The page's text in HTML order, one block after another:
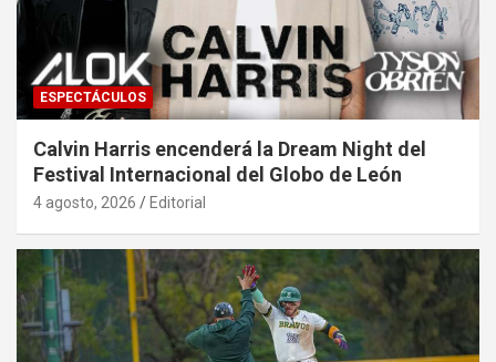
ESPECTÁCULOS
Calvin Harris encenderá la Dream Night del
Festival Internacional del Globo de León
4 agosto, 2026 Editorial